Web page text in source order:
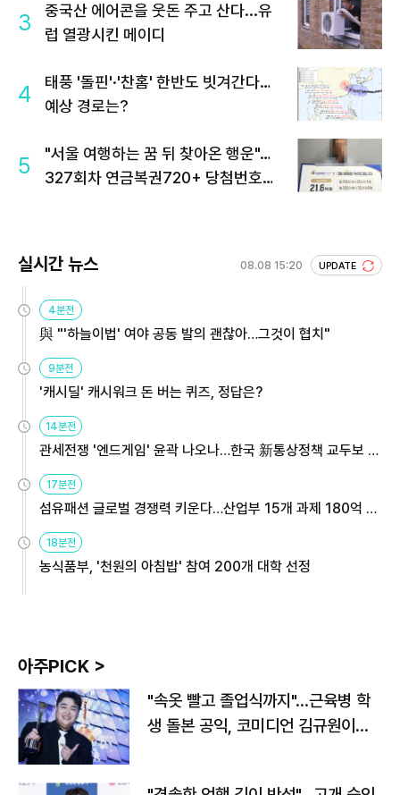
3
중국산 에어콘을 웃돈 주고 산다...유
럽 열광시킨 메이디
4
태풍 '돌핀'·'찬홈' 한반도 빗겨간다…
예상 경로는?
5
"서울 여행하는 꿈 뒤 찾아온 행운"…
327회차 연금복권720+ 당첨번호조
실시간 뉴스 08.08 15:20 UPDATE
4분전
與 "'하늘이법' 여야 공동 발의 괜찮아…그것이 협치"
9분전
'캐시딜' 캐시워크 돈 버는 퀴즈, 정답은?
14분전
관세전쟁 '엔드게임' 윤곽 나오나…한국 新통상정책 교두보 활
용해야
17분전
섬유패션 글로벌 경쟁력 키운다…산업부 15개 과제 180억 지
원
18분전
농식품부, '천원의 아침밥' 참여 200개 대학 선정
아주PICK >
"속옷 빨고 졸업식까지"…근육병 학
생 돌본 공익, 코미디언 김규원이었